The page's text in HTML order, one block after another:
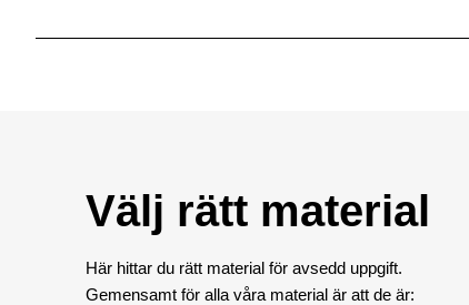
Välj rätt material
Här hittar du rätt material för avsedd uppgift.
Gemensamt för alla våra material är att de är: